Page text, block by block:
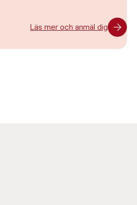
Läs mer och anmäl dig